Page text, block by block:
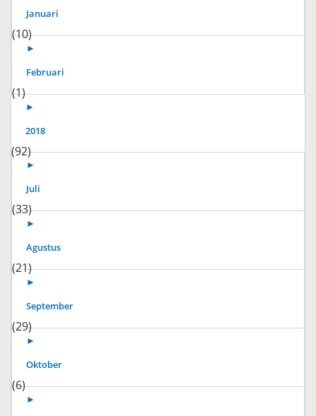
Januari
(10)
►
Februari
(1)
►
2018
(92)
►
Juli
(33)
►
Agustus
(21)
►
September
(29)
►
Oktober
(6)
►